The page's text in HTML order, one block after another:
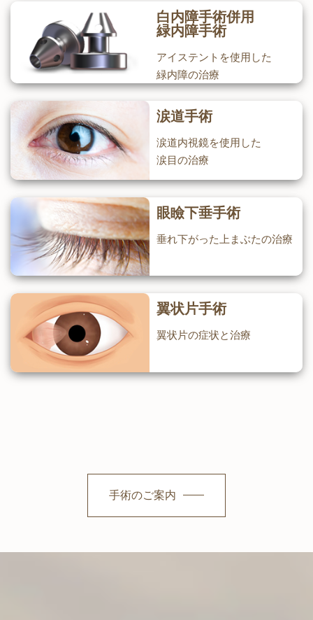
白内障手術併用
緑内障手術
アイステントを使用した
緑内障の治療
涙道手術
涙道内視鏡を使用した
涙目の治療
眼瞼下垂手術
垂れ下がった上まぶたの治療
翼状片手術
翼状片の症状と治療
手術のご案内